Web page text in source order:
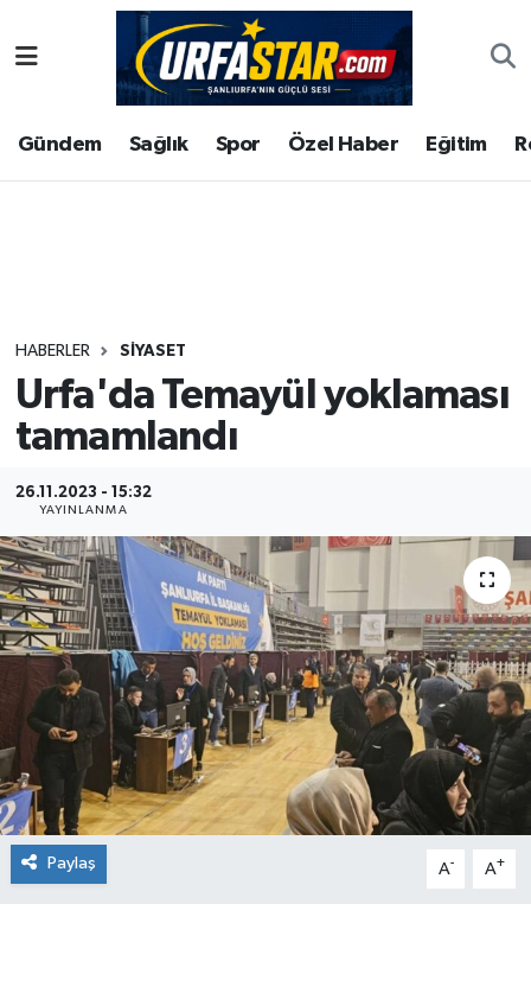
Gündem Sağlık Spor Özel Haber Eğitim
HABERLER SIYASET
Urfa'da Temayül yoklaması
tamamlandı
26.11.2023 - 15:32
YAYINLANMA
Paylaş A- A+
ASAYİS
ÇEVRE
Gündem
Kültür
Magazin
Şanlıurfa Nöbetçi Eczaneler
Şanlıurfa Hava Durumu
Tüm Manşetler
Son Dakika Haberleri
Haber Arşivi